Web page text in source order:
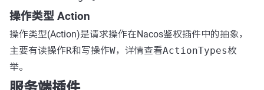
操作类型 Action
操作类型(Action)是请求操作在Nacos鉴权插件中的抽象，
主要有读操作R和写操作W，详情查看ActionTypes枚
举。